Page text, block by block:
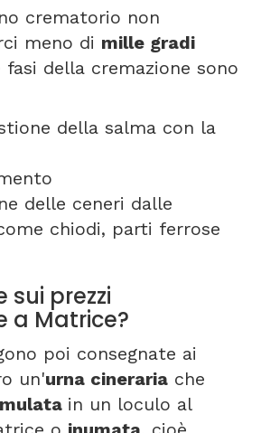
crematorio non
meno di mille gradi
fasi della cremazione sono
della salma con la
delle ceneri dalle
chiodi, parti ferrose
sui prezzi
a Matrice?
poi consegnate ai
un'urna cineraria che
in un loculo al